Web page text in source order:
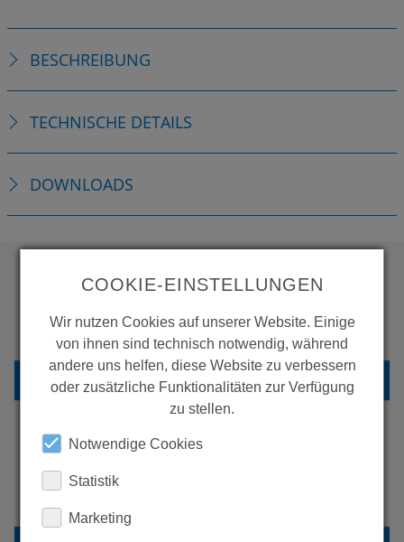
BESCHREIBUNG
TECHNISCHE DETAILS
DOWNLOADS
PRODUKTE SEHEN?
ZURÜCK ZUR ÜBERSICHT
ERFAHREN SIE MEHR ÜBER
COOKIE-EINSTELLUNGEN
Wir nutzen Cookies auf unserer Website. Einige
von ihnen sind technisch notwendig, während
andere uns helfen, diese Website zu verbessern
oder zusätzliche Funktionalitäten zur Verfügung
zu stellen.
Notwendige Cookies
Statistik
Marketing